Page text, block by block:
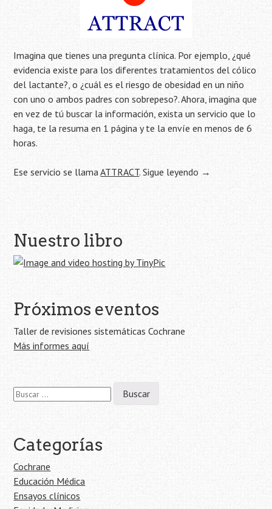
Imagina que tienes una pregunta clínica. Por ejemplo, ¿qué
evidencia existe para los diferentes tratamientos del cólico
del lactante?, o ¿cuál es el riesgo de obesidad en un niño
con uno o ambos padres con sobrepeso?. Ahora, imagina que
en vez de tú buscar la información, exista un servicio que lo
haga, te la resuma en 1 página y te la envíe en menos de 6
horas.
Ese servicio se llamaATTRACT.Sigue leyendo→
Navegación
de
la
entrada
Nuestro libro
Próximos eventos
Taller de revisiones sistemáticas Cochrane
Más informes aquí
Buscar:
Categorías
Cochrane
Educación Médica
Ensayos clínicos